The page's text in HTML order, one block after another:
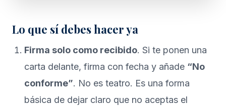
Lo que sí debes hacer ya
Firma solo como recibido. Si te ponen una
carta delante, firma con fecha y añade “No
conforme”. No es teatro. Es una forma
básica de dejar claro que no aceptas el